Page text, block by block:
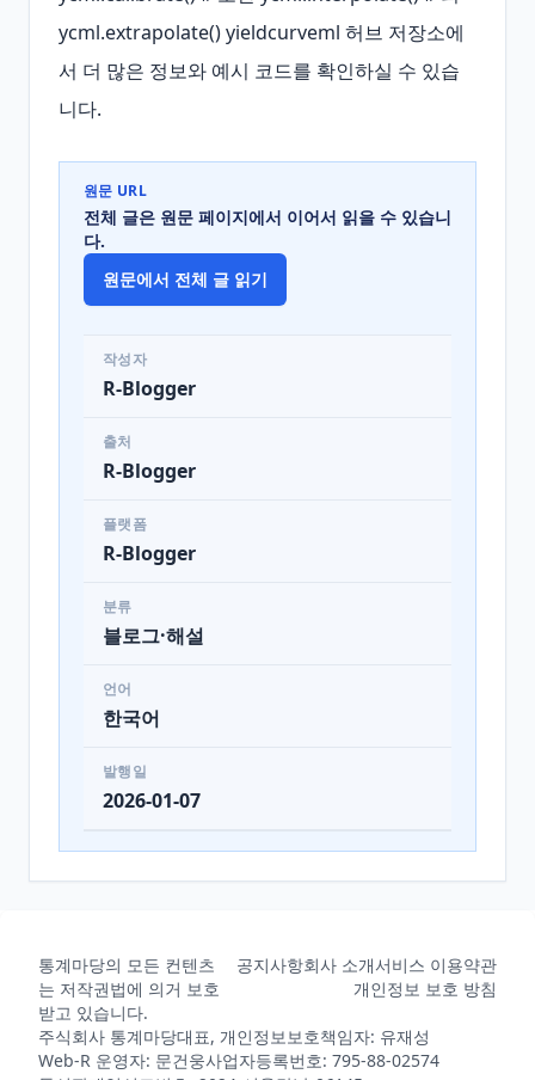
ycml.extrapolate() yieldcurveml 허브 저장소에
서 더 많은 정보와 예시 코드를 확인하실 수 있습
니다.
원문 URL
전체 글은 원문 페이지에서 이어서 읽을 수 있습니
다.
원문에서 전체 글 읽기
작성자
R-Blogger
출처
R-Blogger
플랫폼
R-Blogger
분류
블로그·해설
언어
한국어
발행일
2026-01-07
통계마당의 모든 컨텐츠
는 저작권법에 의거 보호
받고 있습니다.
공지사항회사 소개서비스 이용약관
개인정보 보호 방침
주식회사 통계마당대표, 개인정보보호책임자: 유재성
Web-R 운영자: 문건웅사업자등록번호: 795-88-02574